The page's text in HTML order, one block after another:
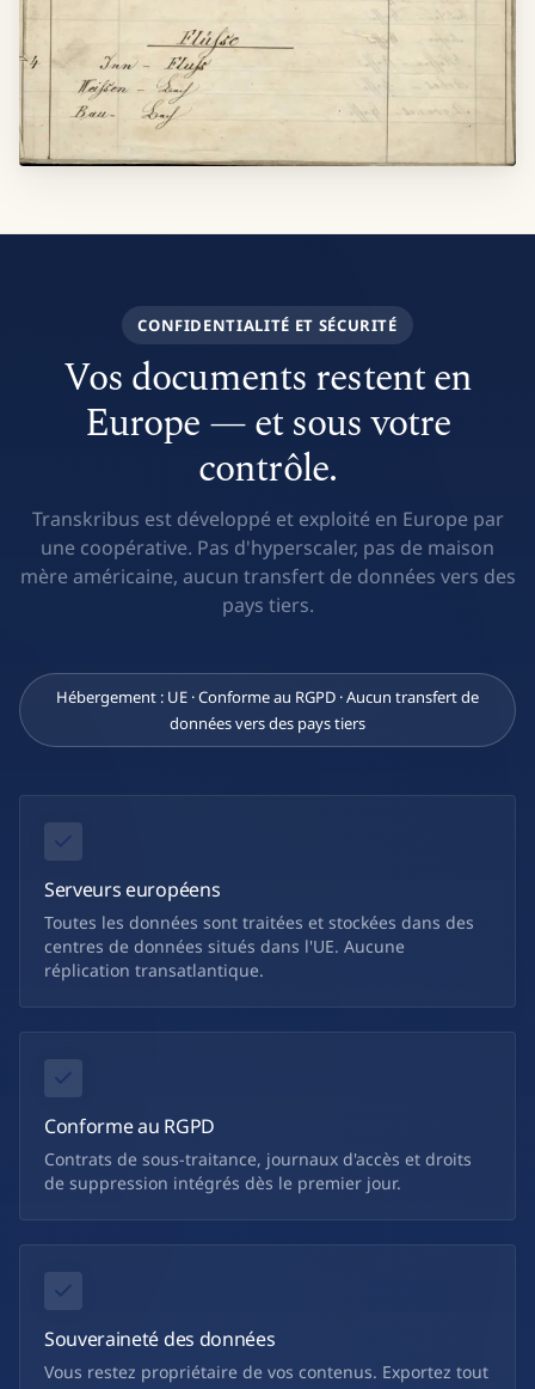
CONFIDENTIALITÉ ET SÉCURITÉ
Vos documents restent en
Europe — et sous votre
contrôle.
Transkribus est développé et exploité en Europe par
une coopérative. Pas d'hyperscaler, pas de maison
mère américaine, aucun transfert de données vers des
pays tiers.
Hébergement : UE · Conforme au RGPD · Aucun transfert de
données vers des pays tiers
Serveurs européens
Toutes les données sont traitées et stockées dans des
centres de données situés dans l'UE. Aucune
réplication transatlantique.
Conforme au RGPD
Contrats de sous-traitance, journaux d'accès et droits
de suppression intégrés dès le premier jour.
Souveraineté des données
Vous restez propriétaire de vos contenus. Exportez tout